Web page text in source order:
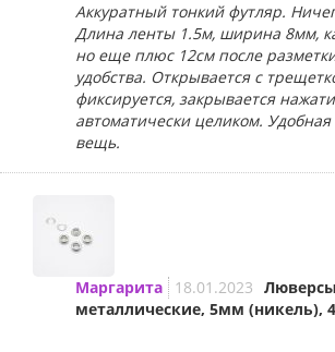
Аккуратный тонкий футляр.
Длина ленты 1.5м, ширина 8мм,
но еще плюс 12см после
удобства. Открывается с
фиксируется, закрывается
автоматически целиком.
вещь.
Маргарита 18.01.2023 Люверсы
металлические, 5мм (никель),